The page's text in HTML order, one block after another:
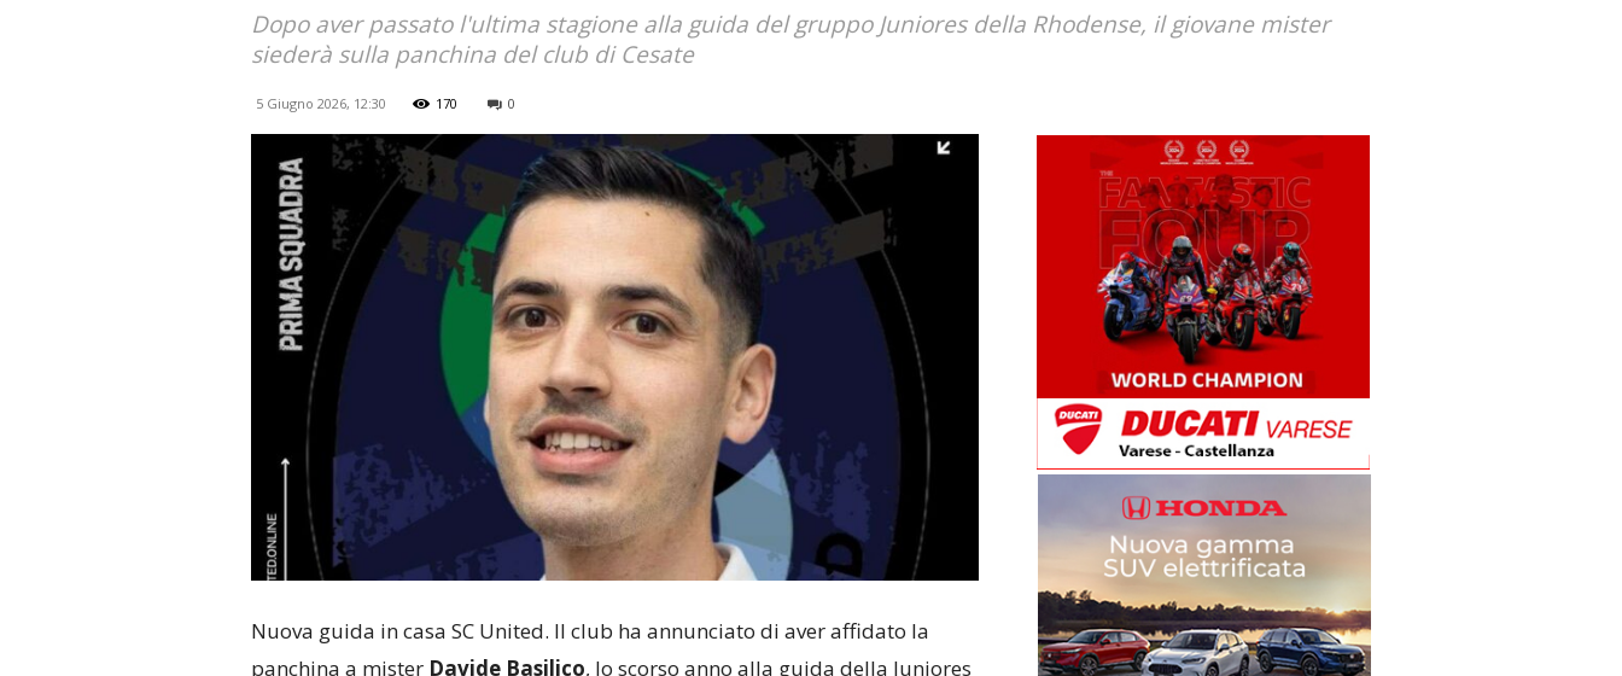
Dopo aver passato l'ultima stagione alla guida del gruppo Juniores della Rhodense, il giovane mister
siederà sulla panchina del club di Cesate
5 Giugno 2026, 12:30 170 0
Nuova guida in casa SC United. Il club ha annunciato di aver affidato la
panchina a mister Davide Basilico, lo scorso anno alla guida della Juniores